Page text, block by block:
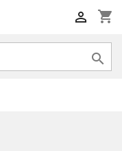
shopping_cart

